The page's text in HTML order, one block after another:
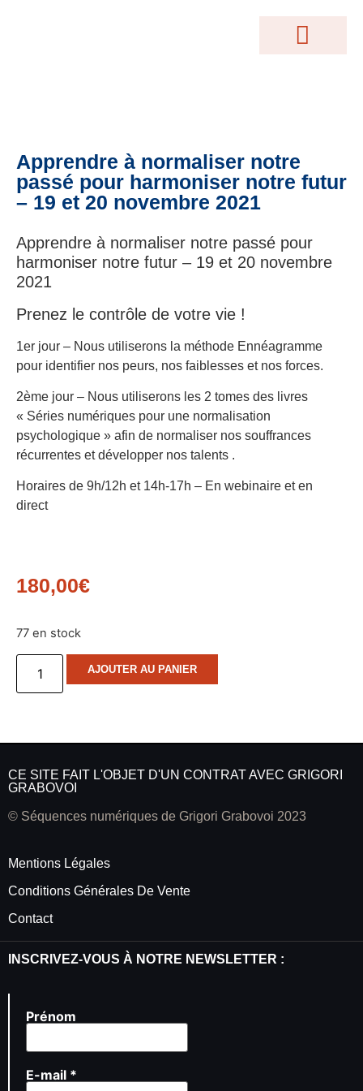
Apprendre à normaliser notre
passé pour harmoniser notre futur
– 19 et 20 novembre 2021
Apprendre à normaliser notre passé pour
harmoniser notre futur – 19 et 20 novembre
2021
Prenez le contrôle de votre vie !
1er jour – Nous utiliserons la méthode Ennéagramme
pour identifier nos peurs, nos faiblesses et nos forces.
2ème jour – Nous utiliserons les 2 tomes des livres
« Séries numériques pour une normalisation
psychologique » afin de normaliser nos souffrances
récurrentes et développer nos talents .
Horaires de 9h/12h et 14h-17h – En webinaire et en
direct
180,00€
77 en stock
AJOUTER AU PANIER
CE SITE FAIT L'OBJET D'UN CONTRAT AVEC GRIGORI
GRABOVOI
© Séquences numériques de Grigori Grabovoi 2023
Mentions Légales
Conditions Générales De Vente
Contact
INSCRIVEZ-VOUS À NOTRE NEWSLETTER :
Prénom
E-mail *